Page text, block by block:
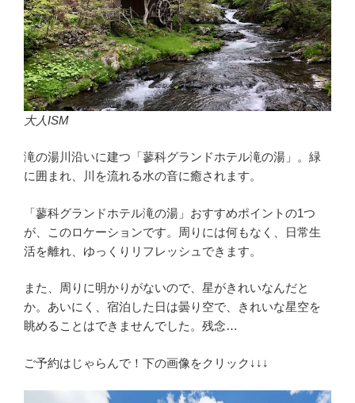
大人ISM
滝の湯川沿いに建つ「蓼科グランドホテル滝の湯」。緑
に囲まれ、川を流れる水の音に癒されます。
「蓼科グランドホテル滝の湯」おすすめポイントの1つ
が、このロケーションです。周りには何もなく、日常生
活を離れ、ゆっくりリフレッシュできます。
また、周りに明かりがないので、星がきれいなんだと
か。あいにく、宿泊した日は曇り空で、きれいな星空を
眺めることはできませんでした。残念…
ご予約はじゃらんで！下の画像をクリック↓↓↓